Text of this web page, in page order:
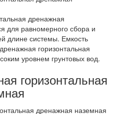
дренажная
для равномерного сбора и
длине системы. Емкость
горизонтальная
уровнем грунтовых вод.
горизонтальная